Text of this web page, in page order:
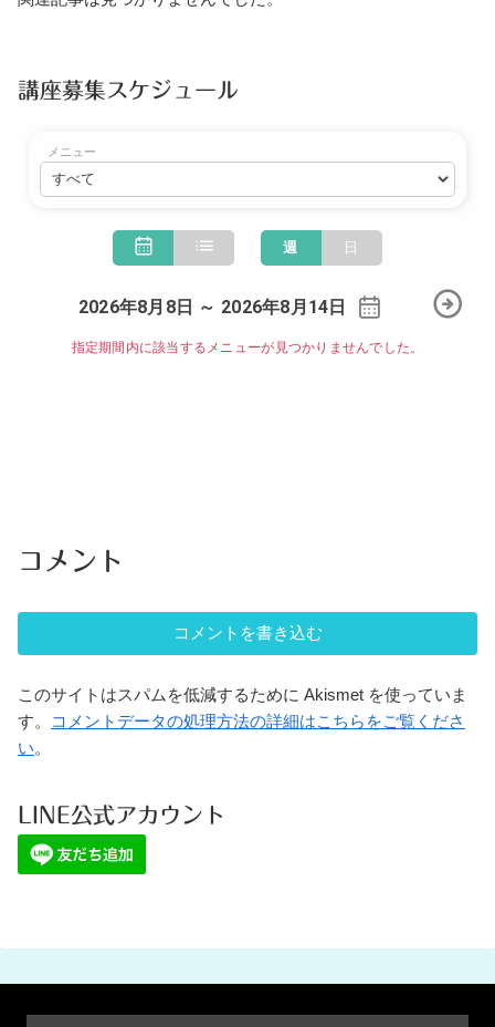
講座募集スケジュール
コメント
コメントを書き込む
このサイトはスパムを低減するために Akismet を使っていま
す。
コメントデータの処理方法の詳細はこちらをご覧くださ
い。
LINE公式アカウント